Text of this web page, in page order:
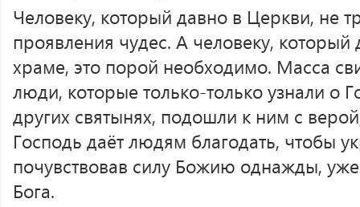
Человеку, который давно в Церкви, не
проявления чудес. А человеку,
храме, это порой необходимо. Масса
люди, которые только-только узнали о
других святынях, подошли к ним с
Господь даёт людям благодать, чтобы
почувствовав силу Божию однажды, уже
Бога.